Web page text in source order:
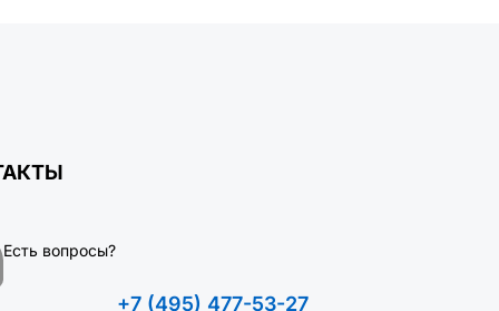
Есть вопросы?
+7 (495) 477-53-27